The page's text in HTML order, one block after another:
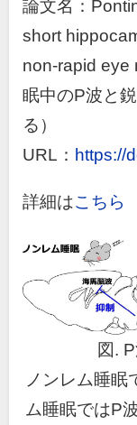
論文名：
short
non-rapid eye
眠中のP波と
る）
URL： https://
詳細はこちら
図.
ノンレム睡眠
ム睡眠ではP